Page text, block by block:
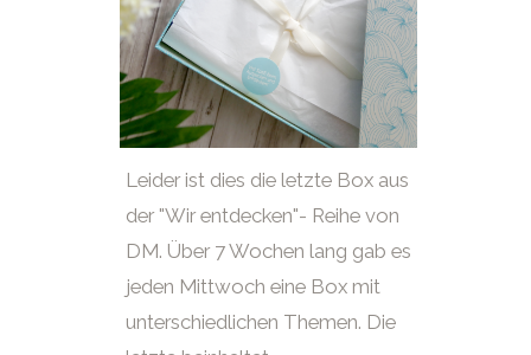
Leider ist dies die letzte Box aus
der "Wir entdecken"- Reihe von
DM. Über 7 Wochen lang gab es
jeden Mittwoch eine Box mit
unterschiedlichen Themen. Die